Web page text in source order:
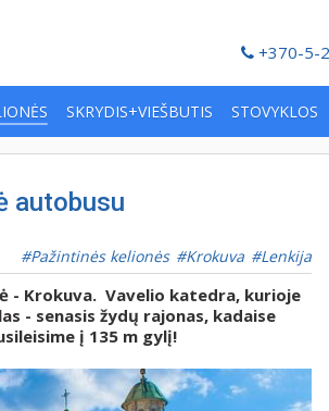
+370-5-
SKRYDIS+VIEŠBUTIS STOVYKLOS
autobusu
Pažintinės kelionės Krokuva Lenkija
- Krokuva. Vavelio katedra, kurioje
- senasis žydų rajonas, kadaise
į 135 m gylį!